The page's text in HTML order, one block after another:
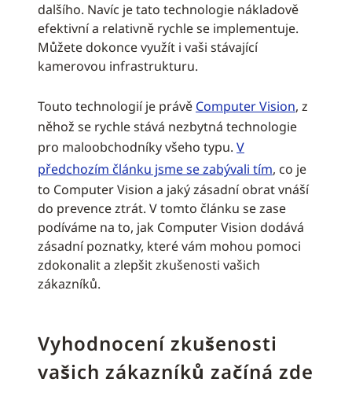
dalšího. Navíc je tato technologie nákladově
efektivní a relativně rychle se implementuje.
Můžete dokonce využít i vaši stávající
kamerovou infrastrukturu.
Touto technologií je právě Computer Vision, z
něhož se rychle stává nezbytná technologie
pro maloobchodníky všeho typu. V
předchozím článku jsme se zabývali tím, co je
to Computer Vision a jaký zásadní obrat vnáší
do prevence ztrát. V tomto článku se zase
podíváme na to, jak Computer Vision dodává
zásadní poznatky, které vám mohou pomoci
zdokonalit a zlepšit zkušenosti vašich
zákazníků.
Vyhodnocení zkušenosti
vašich zákazníků začíná zde